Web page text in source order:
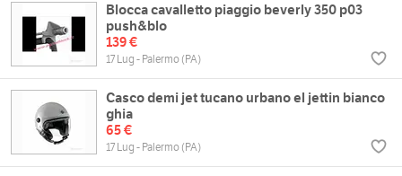
Blocca cavalletto piaggio beverly 350 p03
push&blo
139 €
17 Lug - Palermo (PA)
Casco demi jet tucano urbano el jettin bianco
ghia
65 €
17 Lug - Palermo (PA)